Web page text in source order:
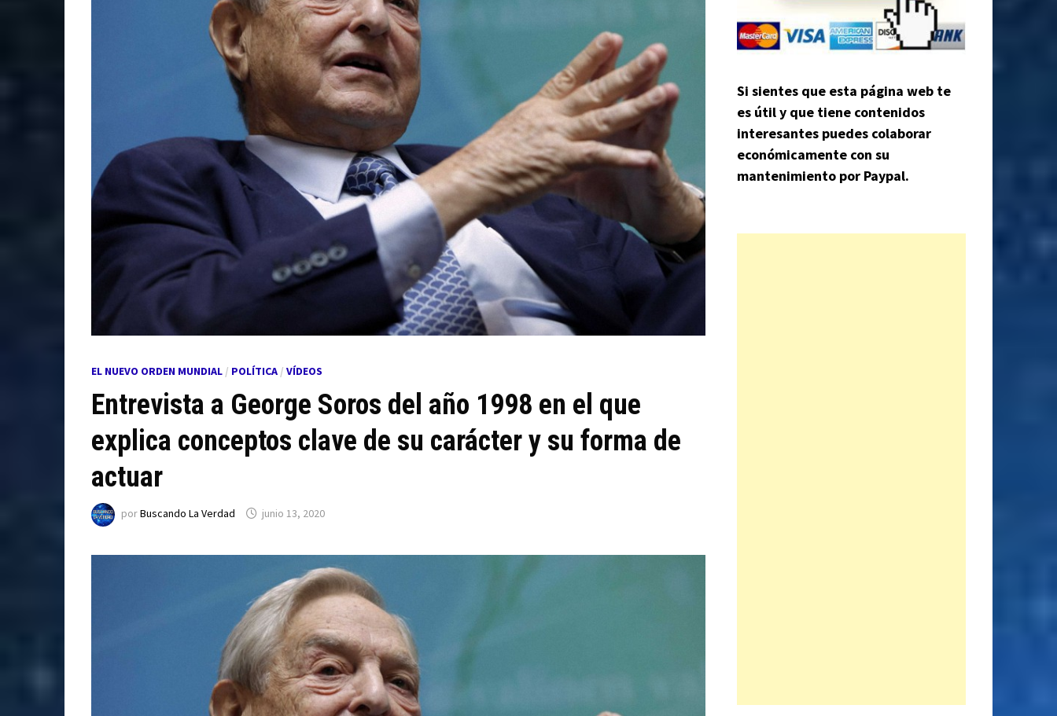
EL NUEVO ORDEN MUNDIAL/ POLÍTICA/ VÍDEOS
Entrevista a George Soros del año 1998 en el que
explica conceptos clave de su carácter y su forma de
actuar
porBuscando La Verdad junio 13, 2020
Si sientes que esta página web te
es útil y que tiene contenidos
interesantes puedes colaborar
económicamente con su
mantenimiento por Paypal.